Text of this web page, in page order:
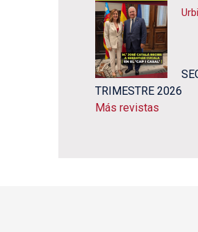
TRIMESTRE 2026
Más revistas